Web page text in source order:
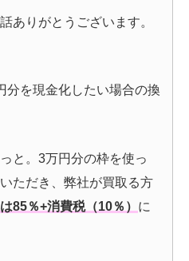
話ありがとうございます。
分を現金化したい場合の換
っと。3万円分の枠を使っ
ただき、弊社が買取る方
85％+消費税（10％） に